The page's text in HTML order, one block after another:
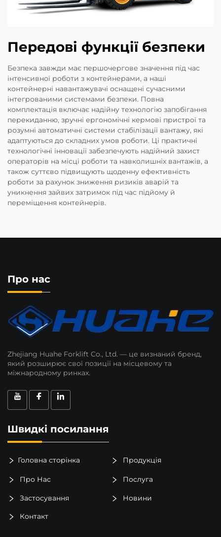
Передові функції безпеки
Безпека завжди має першочергове значення під час
інтенсивної роботи з контейнерами, а наші
контейнерні навантажувачі оснащені сучасними
інтегрованими системами безпеки. Повна
комплектація включає надійну технологію запобігання
перекиданню, зручні ергономічні кермові пристрої та
розумні автоматичні системи стабілізації вантажу, які
адаптуються до складних умов роботи. Ці практичні
технологічні інновації забезпечують надійний захист
операторів на місці роботи та навколишніх вантажів, а
також суттєво підвищують щоденну ефективність
роботи за рахунок зниження ризиків аварій та
уникнення зайвих затримок під час підйому й
переміщення контейнерів.
Про нас
Zhejiang Huahe Forklift Co., Ltd. — це визнаний бренд,
який розширює свої позиції на місцевому та
міжнародному ринках.
Швидкі посилання
Головна сторінка Продукція
Про Нас Послуга
Застосування Новини
Контакт